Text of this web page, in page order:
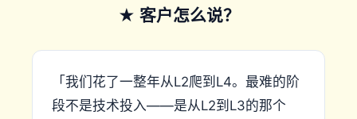
★ 客户怎么说？
「我们花了一整年从L2爬到L4。最难的阶
段不是技术投入——是从L2到L3的那个